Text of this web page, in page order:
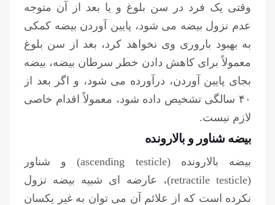
وقتی یک فرد در سن بلوغ و یا بعد از آن متوجه
عدم نزول بیضه می شود، پایین آوردن بیضه کمکی
به بهبود باروری وی نخواهد کرد، بعد از سن بلوغ
معمولاً برای کاهش دادن خطر سرطان بیضه، بیضه
بجای پایین آوردن، درآورده می شود، و اگر بعد از
۴۰ سالگی تشخیص داده شود، معمولاً اقدام خاصی
لازم نیست.
بیضه شناور و بالارونده
بیضه بالارونده (ascending testicle) و شناور
(retractile testicle)، عارضه ای شبیه بیضه نزول
نکرده است که از علائم آن می توان به غیر یکسان